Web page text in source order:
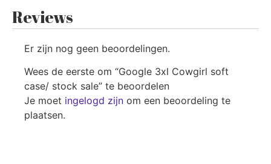
Reviews
Er zijn nog geen beoordelingen.
Wees de eerste om “Google 3xl Cowgirl soft
case/ stock sale” te beoordelen
Je moet ingelogd zijn om een beoordeling te
plaatsen.